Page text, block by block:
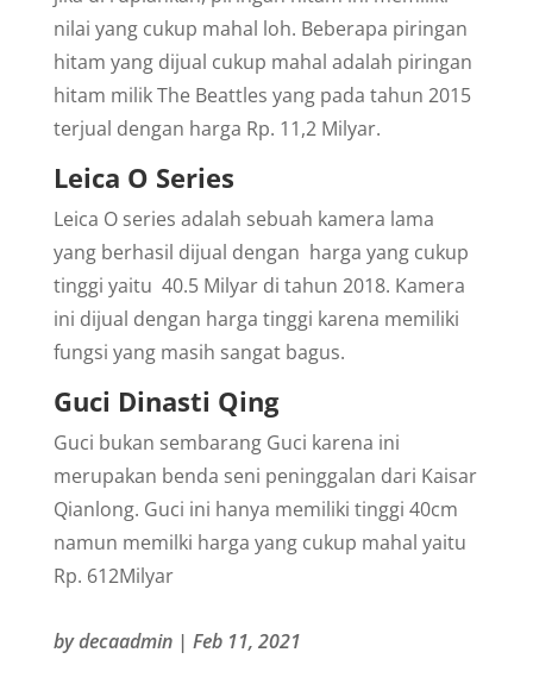
nilai yang cukup mahal loh. Beberapa piringan
hitam yang dijual cukup mahal adalah piringan
hitam milik The Beattles yang pada tahun 2015
terjual dengan harga Rp. 11,2 Milyar.
Leica O Series
Leica O series adalah sebuah kamera lama
yang berhasil dijual dengan harga yang cukup
tinggi yaitu 40.5 Milyar di tahun 2018. Kamera
ini dijual dengan harga tinggi karena memiliki
fungsi yang masih sangat bagus.
Guci Dinasti Qing
Guci bukan sembarang Guci karena ini
merupakan benda seni peninggalan dari Kaisar
Qianlong. Guci ini hanya memiliki tinggi 40cm
namun memilki harga yang cukup mahal yaitu
Rp. 612Milyar
bydecaadmin| Feb 11, 2021